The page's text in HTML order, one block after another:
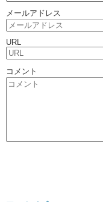
メールアドレス
URL
コメント